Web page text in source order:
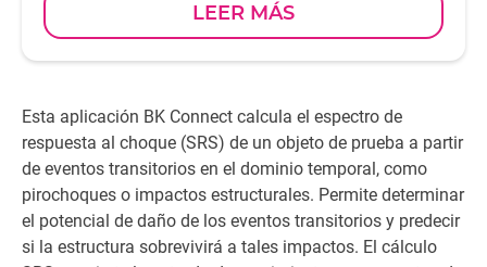
LEER MÁS
Esta aplicación BK Connect calcula el espectro de
respuesta al choque (SRS) de un objeto de prueba a partir
de eventos transitorios en el dominio temporal, como
pirochoques o impactos estructurales. Permite determinar
el potencial de daño de los eventos transitorios y predecir
si la estructura sobrevivirá a tales impactos. El cálculo